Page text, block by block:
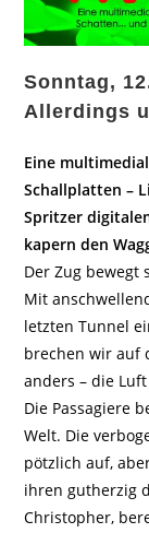
Sonntag,
Allerdings
Eine
Schallplatten –
Spritzer
kapern den
Der Zug bewegt
Mit
letzten Tunnel
brechen wir auf
anders – die
Die Passagiere
Welt. Die
pötzlich auf,
ihren gutherzig
Christopher,